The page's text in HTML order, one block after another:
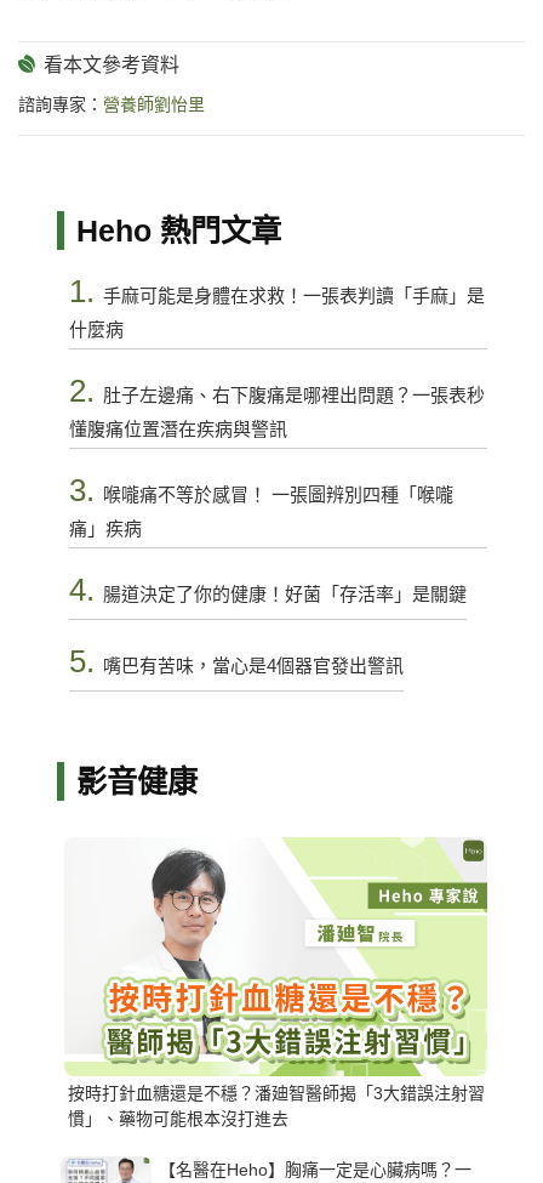
諮詢專家： 營養師劉怡里
Heho 熱門文章
1. 手麻可能是身體在求救！一張表判讀「手麻」是
什麼病
2. 肚子左邊痛、右下腹痛是哪裡出問題？一張表秒
懂腹痛位置潛在疾病與警訊
3.
喉嚨痛不等於感冒！ 一張圖辨別四種「喉嚨
痛」疾病
4. 腸道決定了你的健康！好菌「存活率」是關鍵
5. 嘴巴有苦味，當心是4個器官發出警訊
影音健康
按時打針血糖還是不穩？潘廸智醫師揭「3大錯誤注射習
慣」、藥物可能根本沒打進去
【名醫在Heho】胸痛一定是心臟病嗎？一